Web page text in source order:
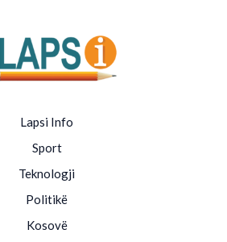
Lapsi Info
Sport
Teknologji
Politikë
Kosovë